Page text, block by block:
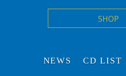
NEWS CD LIST